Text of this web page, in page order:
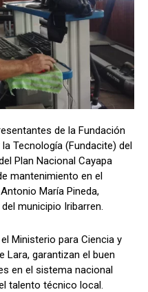
de la Fundación
Tecnología (Fundacite) del
Plan Nacional Cayapa
mantenimiento en el
María Pineda,
municipio Iribarren.
Ministerio para Ciencia y
Lara, garantizan el buen
en el sistema nacional
talento técnico local.